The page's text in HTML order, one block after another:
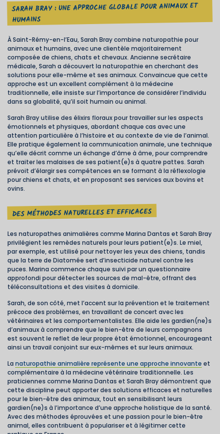
SARAH BRAY : UNE APPROCHE GLOBALE POUR ANIMAUX ET
HUMAINS
À Saint-Rémy-en-l’Eau, Sarah Bray combine naturopathie pour
animaux et humains, avec une clientèle majoritairement
composée de chiens, chats et chevaux. Ancienne secrétaire
médicale, Sarah a découvert la naturopathie en cherchant des
solutions pour elle-même et ses animaux. Convaincue que cette
approche est un excellent complément à la médecine
traditionnelle, elle insiste sur l’importance de considérer l’individu
dans sa globalité, qu’il soit humain ou animal.
Sarah Bray utilise des élixirs floraux pour travailler sur les aspects
émotionnels et physiques, abordant chaque cas avec une
attention particulière à l’histoire et au contexte de vie de l’animal.
Elle pratique également la communication animale, une technique
qu’elle décrit comme un échange d’âme à âme, pour comprendre
et traiter les malaises de ses patient(e)s à quatre pattes. Sarah
prévoit d’élargir ses compétences en se formant à la réflexologie
pour chiens et chats, et en proposant ses services aux bovins et
ovins.
DES MÉTHODES NATURELLES ET EFFICACES
Les naturopathes animalières comme Marina Dantas et Sarah Bray
privilégient les remèdes naturels pour leurs patient(e)s. Le miel,
par exemple, est utilisé pour nettoyer les yeux des chiens, tandis
que la terre de Diatomée sert d’insecticide naturel contre les
puces. Marina commence chaque suivi par un questionnaire
approfondi pour détecter les sources de mal-être, offrant des
téléconsultations et des visites à domicile.
Sarah, de son côté, met l’accent sur la prévention et le traitement
précoce des problèmes, en travaillant de concert avec les
vétérinaires et les comportementalistes. Elle aide les gardien(ne)s
d’animaux à comprendre que le bien-être de leurs compagnons
est souvent le reflet de leur propre état émotionnel, encourageant
ainsi un travail conjoint sur eux-mêmes et sur leurs animaux.
La naturopathie animalière représente une approche innovante et
complémentaire à la médecine vétérinaire traditionnelle. Les
praticiennes comme Marina Dantas et Sarah Bray démontrent que
cette discipline peut apporter des solutions efficaces et naturelles
pour le bien-être des animaux, tout en sensibilisant leurs
gardien(ne)s à l’importance d’une approche holistique de la santé.
Avec des méthodes éprouvées et une passion pour le bien-être
animal, elles contribuent à populariser et à légitimer cette